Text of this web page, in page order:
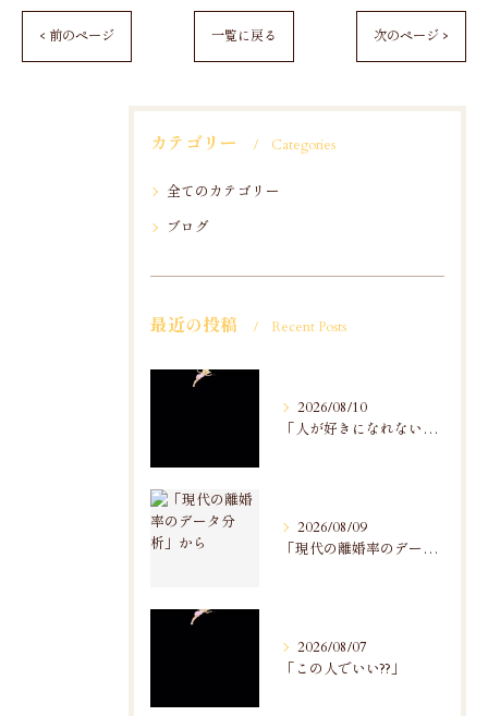
< 前のページ 一覧に戻る 次のページ >
カテゴリー Categories
全てのカテゴリー
ブログ
最近の投稿 Recent Posts
2026/08/10
「人が好きになれない」のお話
2026/08/09
「現代の離婚率のデータ分析」から
2026/08/07
「この人でいい??」